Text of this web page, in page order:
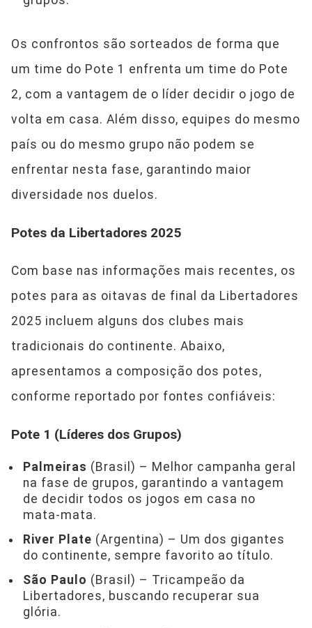
Os confrontos são sorteados de forma que
um time do Pote 1 enfrenta um time do Pote
2, com a vantagem de o líder decidir o jogo de
volta em casa. Além disso, equipes do mesmo
país ou do mesmo grupo não podem se
enfrentar nesta fase, garantindo maior
diversidade nos duelos.
Potes da Libertadores 2025
Com base nas informações mais recentes, os
potes para as oitavas de final da Libertadores
2025 incluem alguns dos clubes mais
tradicionais do continente. Abaixo,
apresentamos a composição dos potes,
conforme reportado por fontes confiáveis:
Pote 1 (Líderes dos Grupos)
Palmeiras (Brasil) – Melhor campanha geral
na fase de grupos, garantindo a vantagem
de decidir todos os jogos em casa no
mata-mata.
River Plate (Argentina) – Um dos gigantes
do continente, sempre favorito ao título.
São Paulo (Brasil) – Tricampeão da
Libertadores, buscando recuperar sua
glória.